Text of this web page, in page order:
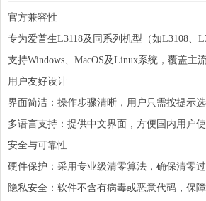
官方兼容性
专为爱普生L3118及同系列机型（如L3108、
支持Windows、MacOS及Linux系统，覆盖主
用户友好设计
界面简洁：操作步骤清晰，用户只需按提示
多语言支持：提供中文界面，方便国内用户使
安全与可靠性
硬件保护：采用专业级清零算法，确保清零
隐私安全：软件不含有病毒或恶意代码，保障